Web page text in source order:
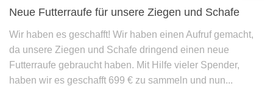
Neue Futterraufe für unsere Ziegen und Schafe
Wir haben es geschafft! Wir haben einen Aufruf gemacht,
da unsere Ziegen und Schafe dringend einen neue
Futterraufe gebraucht haben. Mit Hilfe vieler Spender,
haben wir es geschafft 699 € zu sammeln und nun...